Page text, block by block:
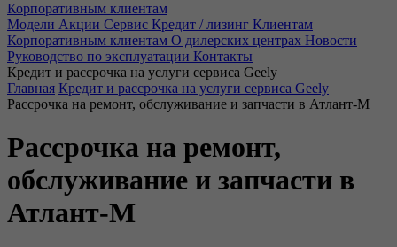
Корпоративным клиентам
Модели Акции Сервис Кредит / лизинг Клиентам
Корпоративным клиентам О дилерских центрах Новости
Руководство по эксплуатации Контакты
Кредит и рассрочка на услуги сервиса Geely
Главная Кредит и рассрочка на услуги сервиса Geely
Рассрочка на ремонт, обслуживание и запчасти в Атлант-М
Рассрочка на ремонт,
обслуживание и запчасти в
Атлант-М